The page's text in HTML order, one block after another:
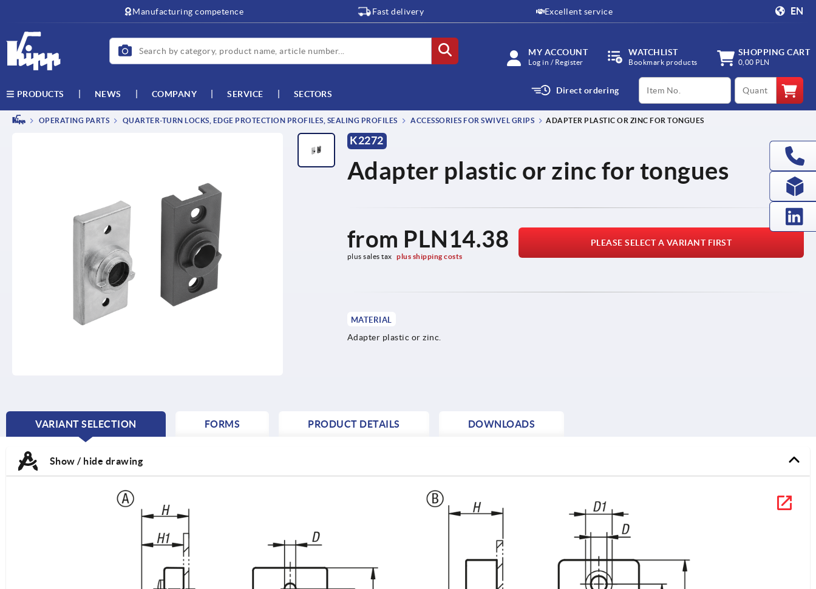
Manufacturing competence Fast delivery Excellent service EN
MY ACCOUNT
Log in / Register
WATCHLIST
Bookmark products
SHOPPING CART
0,00 PLN
PRODUCTS NEWS COMPANY SERVICE SECTORS Direct ordering
productCode qty
OPERATING PARTS QUARTER-TURN LOCKS, EDGE PROTECTION PROFILES, SEALING PROFILES ACCESSORIES FOR SWIVEL GRIPS ADAPTER PLASTIC OR ZINC FOR TONGUES
K2272
Adapter plastic or zinc for tongues
from PLN14.38
plus sales tax plus shipping costs
PLEASE SELECT A VARIANT FIRST
MATERIAL
Adapter plastic or zinc.
VARIANT SELECTION
CURRENT
FORMS PRODUCT DETAILS DOWNLOADS
Show / hide drawing